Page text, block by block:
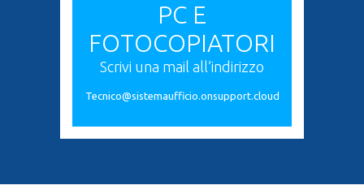
PC E
FOTOCOPIATORI
Scrivi una mail all’indirizzo
Tecnico@sistemaufficio.onsupport.cloud